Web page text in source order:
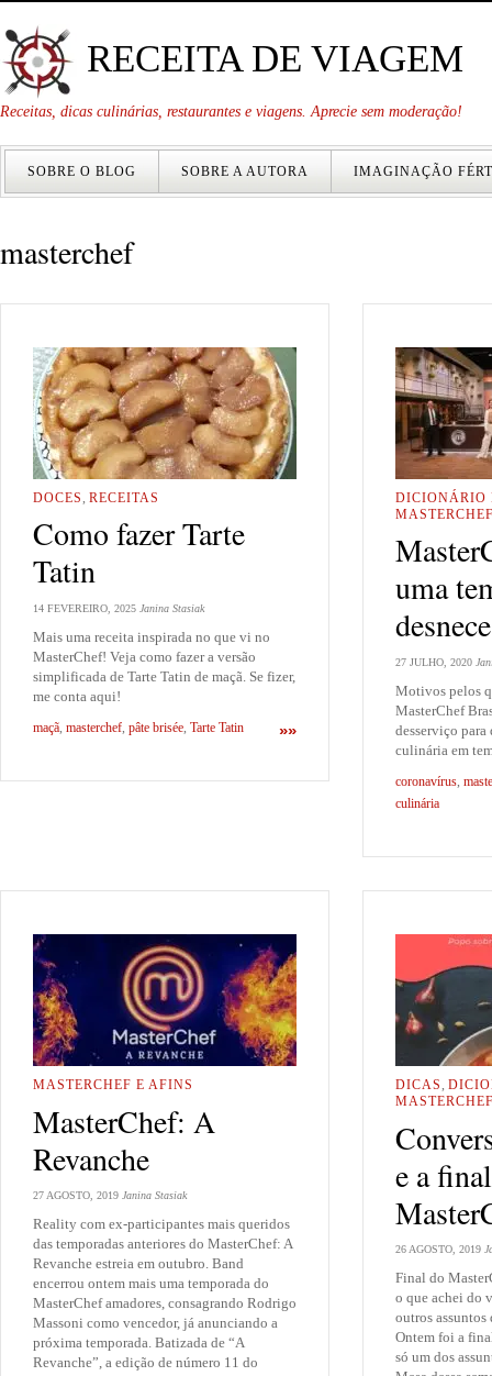
RECEITA DE VIAGEM
Receitas, dicas culinárias, restaurantes e viagens. Aprecie sem moderação!
SOBRE O BLOG SOBRE A AUTORA IMAGINAÇÃO
masterchef
DOCES, RECEITAS
Como fazer Tarte
Tatin
14 FEVEREIRO, 2025 Janina Stasiak
Mais uma receita inspirada no que vi no
MasterChef! Veja como fazer a versão
simplificada de Tarte Tatin de maçã. Se fizer,
me conta aqui!
»»
maçã, masterchef, pâte brisée, Tarte Tatin
DICIONÁRIO
uma
27 JULHO, 2020
Motivos pelos
MasterChef
desserviço para
culinária em
coronavírus,
culinária
MASTERCHEF E AFINS
MasterChef: A
Revanche
27 AGOSTO, 2019 Janina Stasiak
Reality com ex-participantes mais queridos
das temporadas anteriores do MasterChef: A
Revanche estreia em outubro. Band
encerrou ontem mais uma temporada do
MasterChef amadores, consagrando Rodrigo
Massoni como vencedor, já anunciando a
próxima temporada. Batizada de “A
Revanche”, a edição de número 11 do
DICAS,
e a
26 AGOSTO, 2019
Final do
o que achei do
outros assuntos
Ontem foi a
só um dos